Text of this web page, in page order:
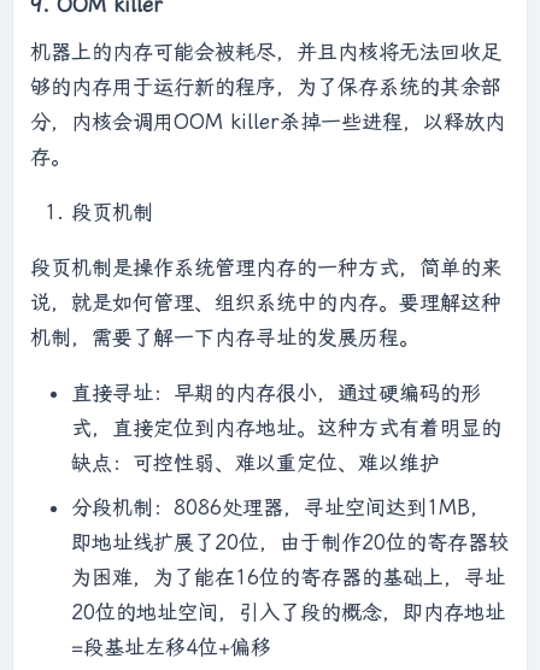
机器上的内存可能会被耗尽，并且内核将无法回收足
够的内存用于运行新的程序，为了保存系统的其余部
分，内核会调用OOM killer杀掉一些进程，以释放内
存。
段页机制
段页机制是操作系统管理内存的一种方式，简单的来
说，就是如何管理、组织系统中的内存。要理解这种
机制，需要了解一下内存寻址的发展历程。
直接寻址：早期的内存很小，通过硬编码的形
式，直接定位到内存地址。这种方式有着明显的
缺点：可控性弱、难以重定位、难以维护
分段机制：8086处理器，寻址空间达到1MB，
即地址线扩展了20位，由于制作20位的寄存器较
为困难，为了能在16位的寄存器的基础上，寻址
20位的地址空间，引入了段的概念，即内存地址
=段基址左移4位+偏移